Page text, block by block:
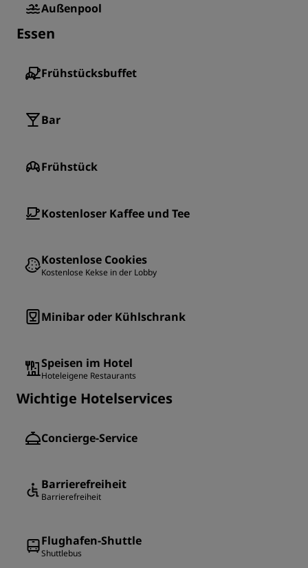
Außenpool
Essen
Frühstücksbuffet
Bar
Frühstück
Kostenloser Kaffee und Tee
Kostenlose Cookies
Kostenlose Kekse in der Lobby
Minibar oder Kühlschrank
Speisen im Hotel
Hoteleigene Restaurants
Wichtige Hotelservices
Concierge-Service
Barrierefreiheit
Barrierefreiheit
Flughafen-Shuttle
Shuttlebus